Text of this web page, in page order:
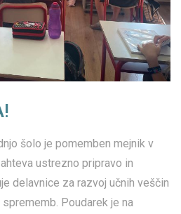
šolo je pomemben mejnik v
ustrezno pripravo in
delavnice za razvoj učnih veščin
Poudarek je na